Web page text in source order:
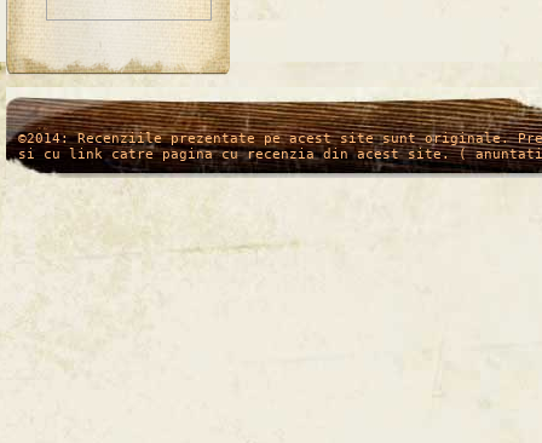
/* */
©2014: Recenziile prezentate pe acest site sunt originale.
si cu link catre pagina cu recenzia din acest site. (